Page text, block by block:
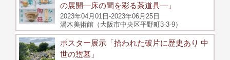
の展開―床の間を彩る茶道具―」
2023年04月01日-2023年06月25日
湯木美術館（大阪市中央区平野町3-3-9）
ポスター展示「拾われた破片に歴史あり 中
世の惣墓」